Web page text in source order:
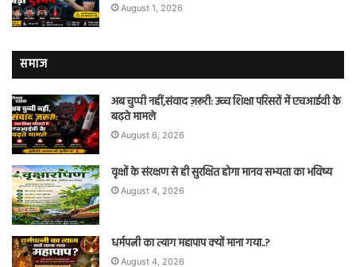
August 1, 2026
समाज
अब चुप्पी नहीं,संवाद ज़रूरी: उच्च शिक्षा परिसरों में एचआईवी के
बढ़ते मामले
August 6, 2026
वृक्षों के संरक्षण से ही सुरक्षित होगा मानव सभ्यता का भविष्य
August 4, 2026
धर्मपत्नी का त्याग महापाप क्यों माना गया..?
August 4, 2026